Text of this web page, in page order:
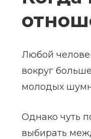
Любой
вокруг
молодых
Однако чуть
выбирать